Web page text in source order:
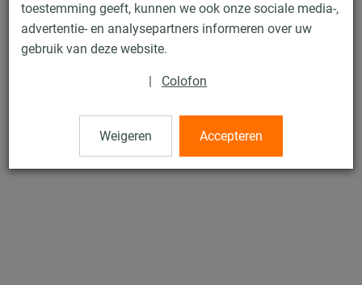
toestemming geeft, kunnen we ook onze sociale media-,
advertentie- en analysepartners informeren over uw
gebruik van deze website.
| Colofon
Weigeren Accepteren
Producten Bevestigingstechniek Installatierails
Railverbinder
Zware uitvoering